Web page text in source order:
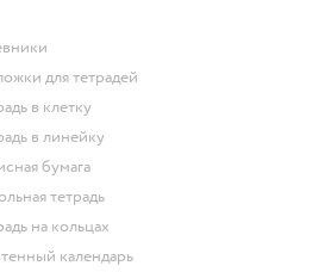
для тетрадей
в клетку
в линейку
бумага
тетрадь
на кольцах
календарь